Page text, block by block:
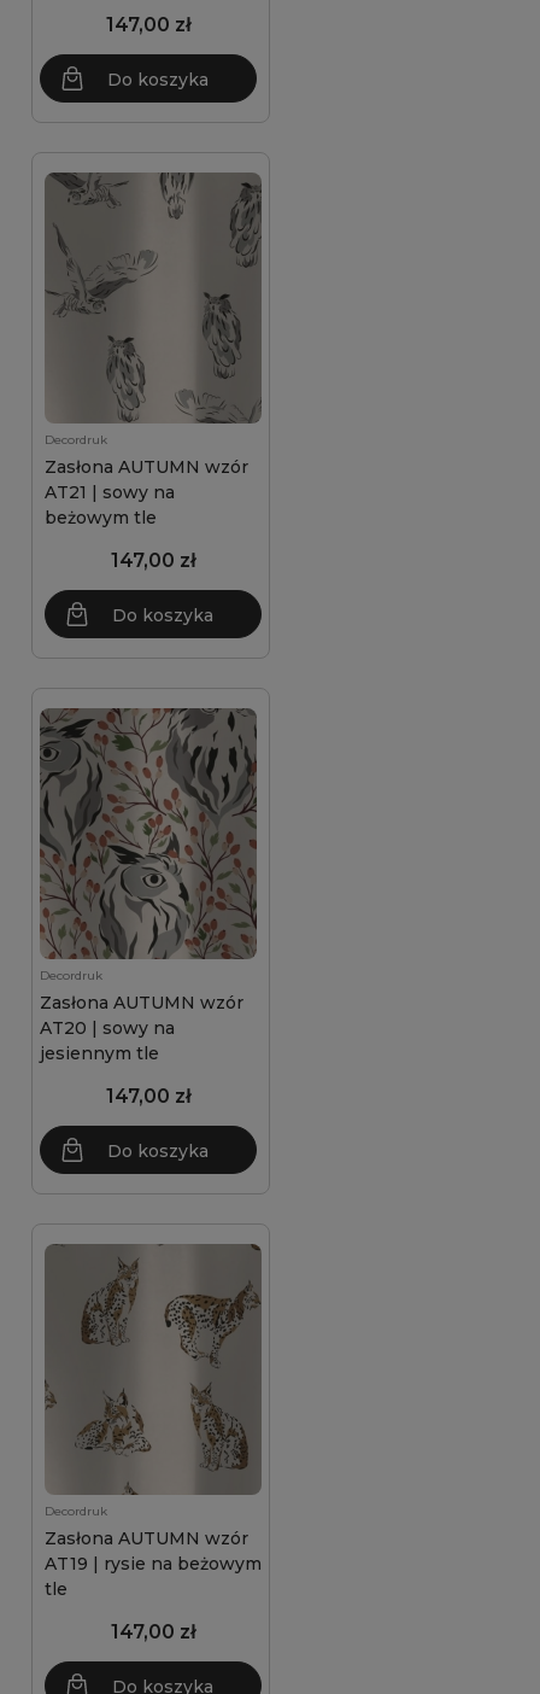
147,00 zł
Do koszyka
Decordruk
Zasłona AUTUMN wzór
AT21 | sowy na
beżowym tle
147,00 zł
Do koszyka
Decordruk
Zasłona AUTUMN wzór
AT20 | sowy na
jesiennym tle
147,00 zł
Do koszyka
Decordruk
Zasłona AUTUMN wzór
AT19 | rysie na beżowym
tle
147,00 zł
Do koszyka